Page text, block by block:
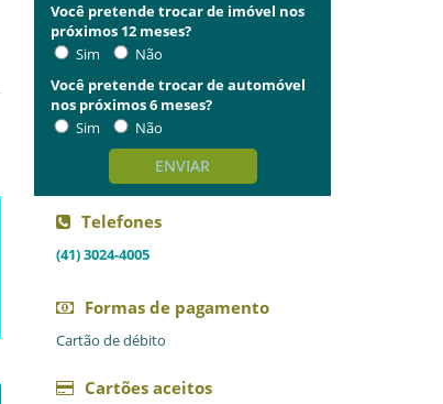
Você pretende trocar de imóvel nos
próximos 12 meses?
Sim
Não
Você pretende trocar de automóvel
nos próximos 6 meses?
Sim
Não
ENVIAR
Telefones
(41) 3024-4005
Formas de pagamento
Cartão de débito
Cartões aceitos